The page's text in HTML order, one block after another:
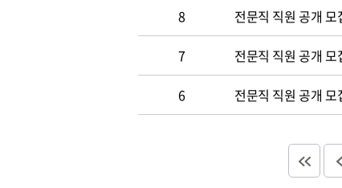
8 전문직 직원 공개 모
7 전문직 직원 공개 모
6 전문직 직원 공개 모